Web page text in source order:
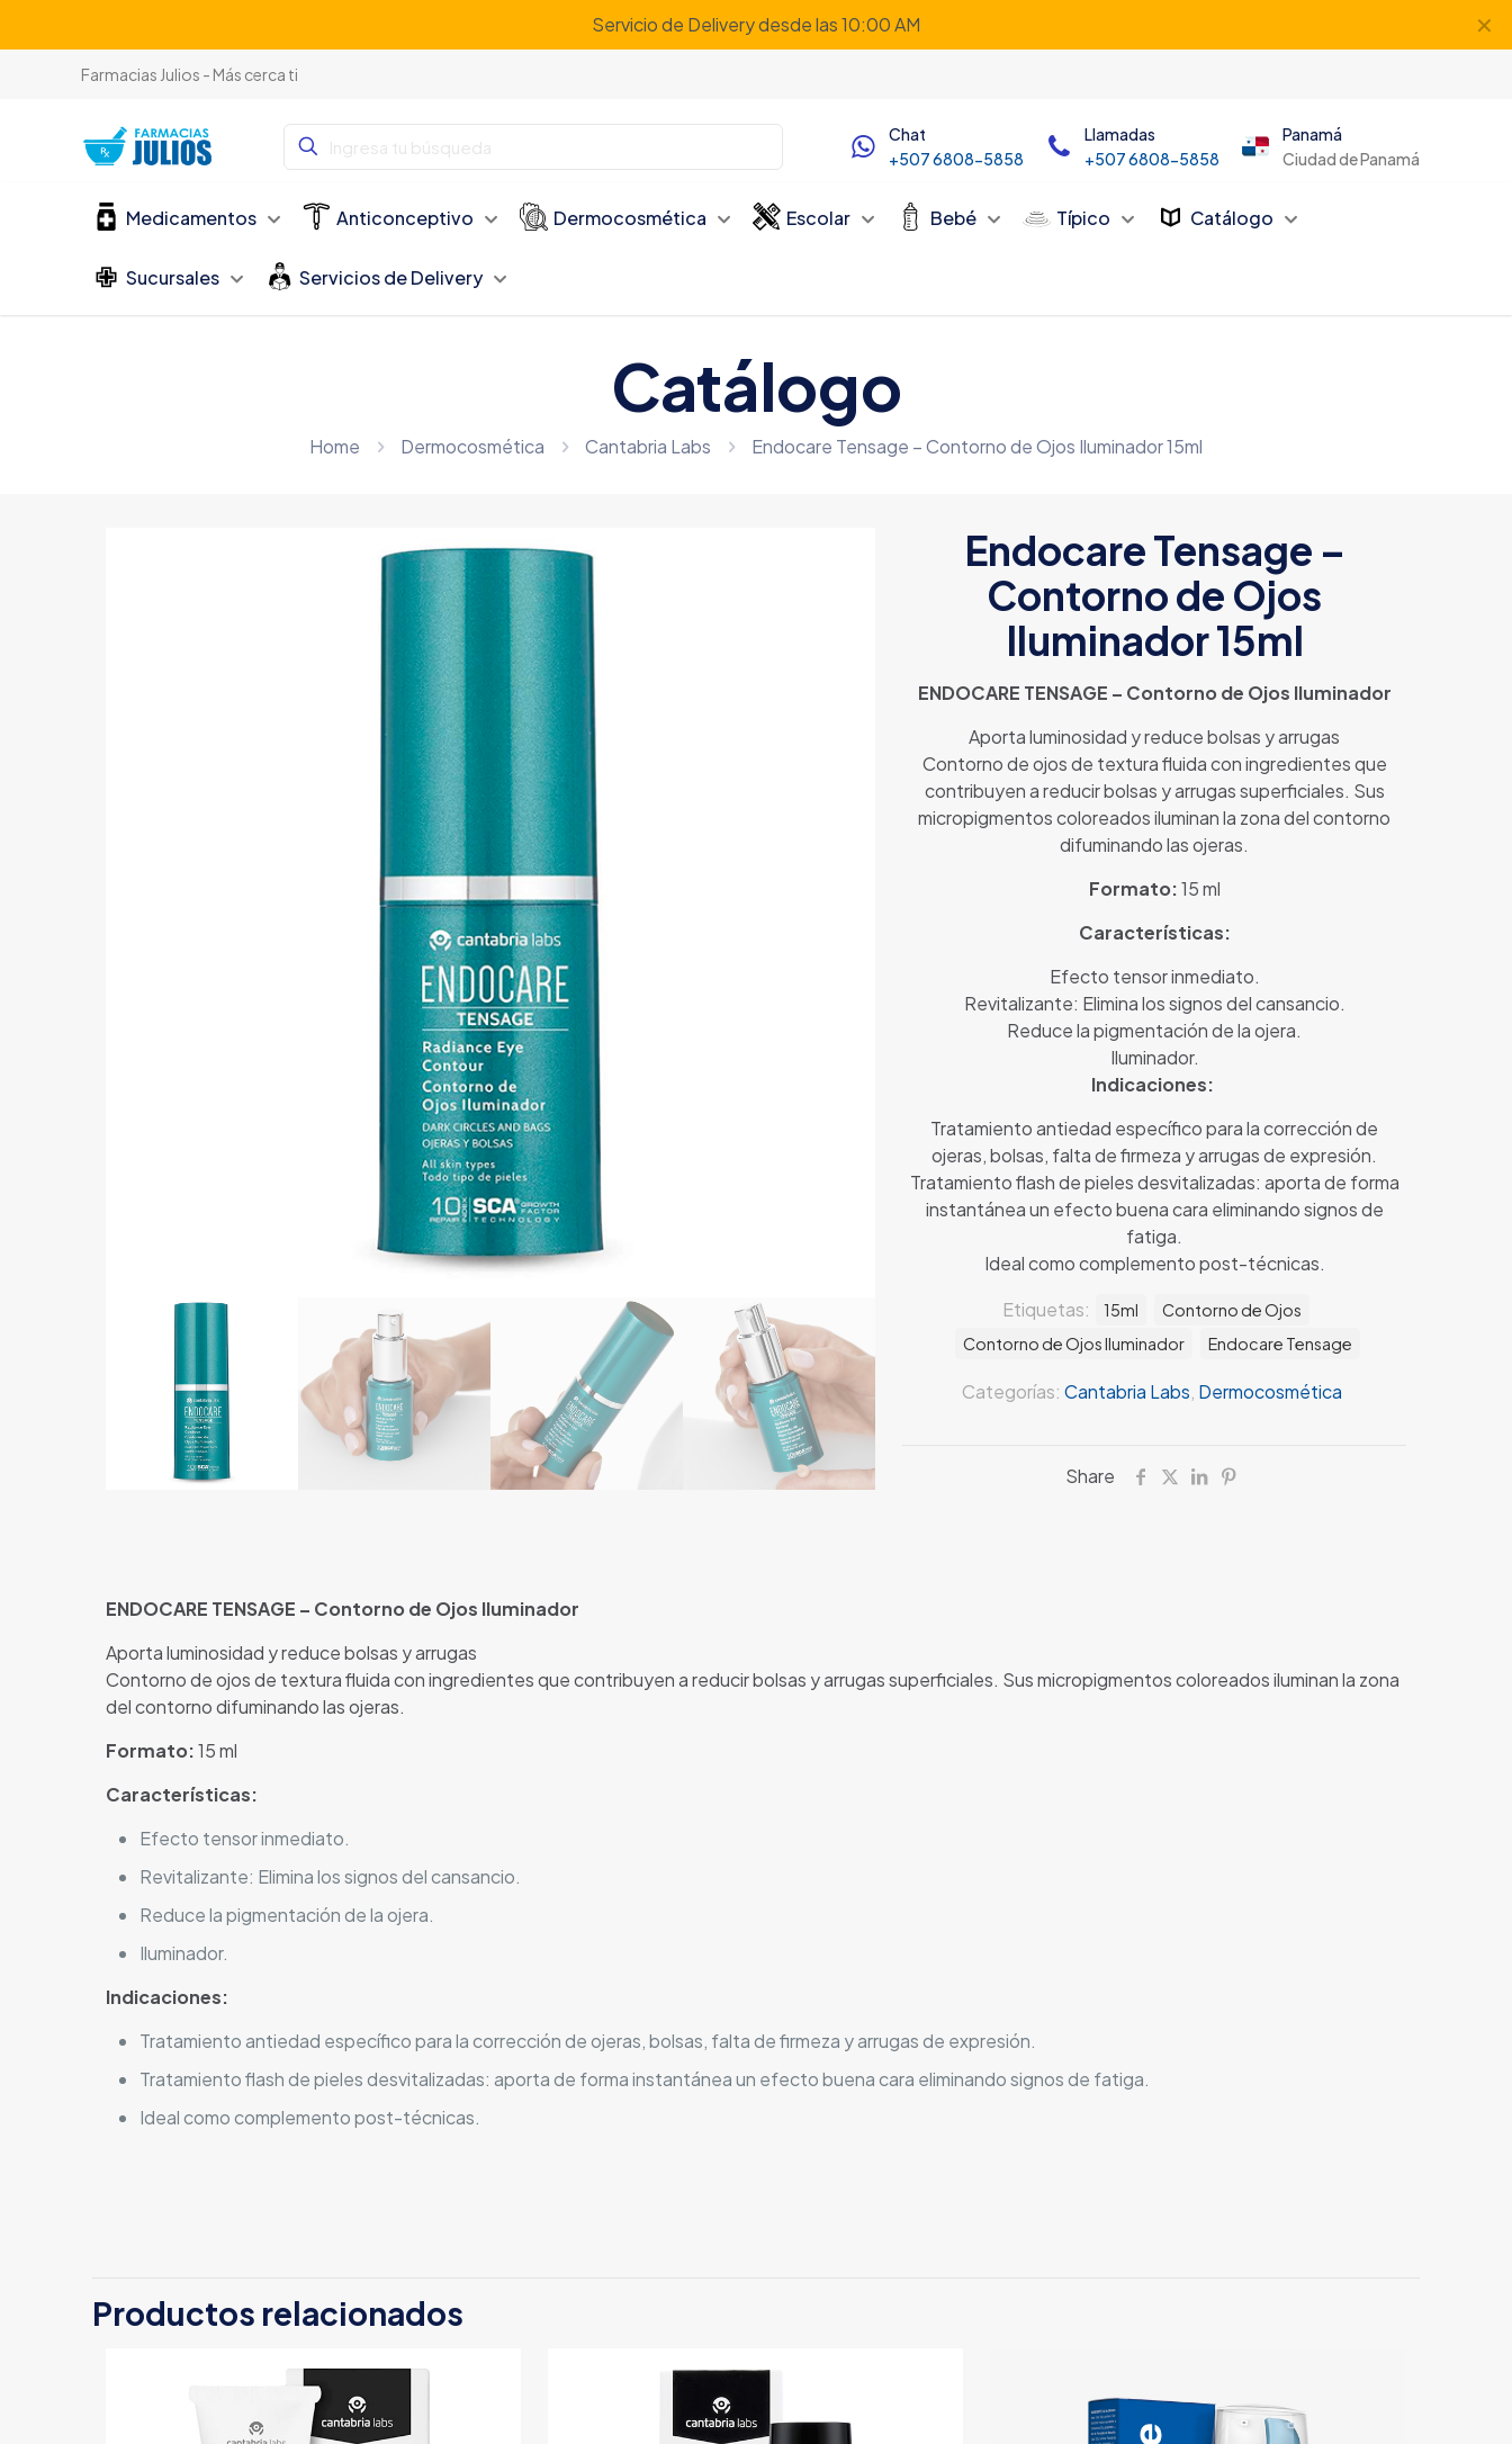
Servicio de Delivery desde las 10:00 AM ✕
Farmacias Julios - Más cerca ti
Chat
+507 6808-5858
Llamadas
+507 6808-5858
Panamá
Ciudad de Panamá
Medicamentos Anticonceptivo Dermocosmética Escolar Bebé Típico Catálogo
Sucursales Servicios de Delivery
Catálogo
Home Dermocosmética Cantabria Labs Endocare Tensage – Contorno de Ojos Iluminador 15ml
Endocare Tensage –
Contorno de Ojos
Iluminador 15ml
ENDOCARE TENSAGE – Contorno de Ojos Iluminador
Aporta luminosidad y reduce bolsas y arrugas
Contorno de ojos de textura fluida con ingredientes que
contribuyen a reducir bolsas y arrugas superficiales. Sus
micropigmentos coloreados iluminan la zona del contorno
difuminando las ojeras.
Formato:15 ml
Características:
Efecto tensor inmediato.
Revitalizante: Elimina los signos del cansancio.
Reduce la pigmentación de la ojera.
Iluminador.
Indicaciones:
Tratamiento antiedad específico para la corrección de
ojeras, bolsas, falta de firmeza y arrugas de expresión.
Tratamiento flash de pieles desvitalizadas: aporta de forma
instantánea un efecto buena cara eliminando signos de
fatiga.
Ideal como complemento post-técnicas.
Categorías: Cantabria Labs Dermocosmética
Etiquetas: 15ml
Contorno de Ojos
Contorno de Ojos Iluminador
Endocare Tensage
Share
ENDOCARE TENSAGE – Contorno de Ojos Iluminador
Aporta luminosidad y reduce bolsas y arrugas
Contorno de ojos de textura fluida con ingredientes que contribuyen a reducir bolsas y arrugas superficiales. Sus micropigmentos coloreados iluminan la zona
del contorno difuminando las ojeras.
Formato:15 ml
Características:
Efecto tensor inmediato.
Revitalizante: Elimina los signos del cansancio.
Reduce la pigmentación de la ojera.
Iluminador.
Indicaciones:
Tratamiento antiedad específico para la corrección de ojeras, bolsas, falta de firmeza y arrugas de expresión.
Tratamiento flash de pieles desvitalizadas: aporta de forma instantánea un efecto buena cara eliminando signos de fatiga.
Ideal como complemento post-técnicas.
Productos relacionados